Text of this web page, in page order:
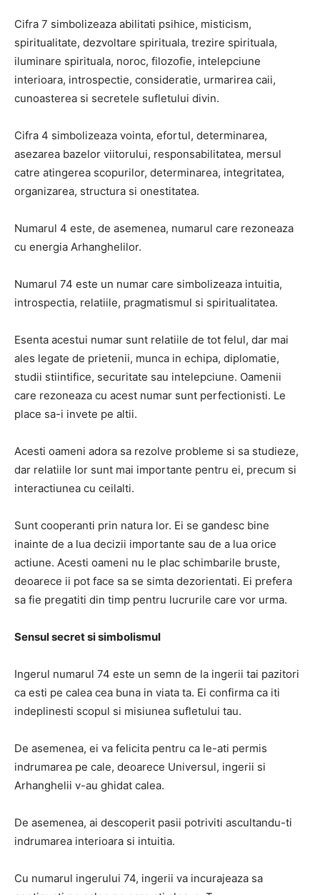
Cifra 7 simbolizeaza abilitati psihice, misticism,
spiritualitate, dezvoltare spirituala, trezire spirituala,
iluminare spirituala, noroc, filozofie, intelepciune
interioara, introspectie, consideratie, urmarirea caii,
cunoasterea si secretele sufletului divin.
Cifra 4 simbolizeaza vointa, efortul, determinarea,
asezarea bazelor viitorului, responsabilitatea, mersul
catre atingerea scopurilor, determinarea, integritatea,
organizarea, structura si onestitatea.
Numarul 4 este, de asemenea, numarul care rezoneaza
cu energia Arhanghelilor.
Numarul 74 este un numar care simbolizeaza intuitia,
introspectia, relatiile, pragmatismul si spiritualitatea.
Esenta acestui numar sunt relatiile de tot felul, dar mai
ales legate de prietenii, munca in echipa, diplomatie,
studii stiintifice, securitate sau intelepciune. Oamenii
care rezoneaza cu acest numar sunt perfectionisti. Le
place sa-i invete pe altii.
Acesti oameni adora sa rezolve probleme si sa studieze,
dar relatiile lor sunt mai importante pentru ei, precum si
interactiunea cu ceilalti.
Sunt cooperanti prin natura lor. Ei se gandesc bine
inainte de a lua decizii importante sau de a lua orice
actiune. Acesti oameni nu le plac schimbarile bruste,
deoarece ii pot face sa se simta dezorientati. Ei prefera
sa fie pregatiti din timp pentru lucrurile care vor urma.
Sensul secret si simbolismul
Ingerul numarul 74 este un semn de la ingerii tai pazitori
ca esti pe calea cea buna in viata ta. Ei confirma ca iti
indeplinesti scopul si misiunea sufletului tau.
De asemenea, ei va felicita pentru ca le-ati permis
indrumarea pe cale, deoarece Universul, ingerii si
Arhanghelii v-au ghidat calea.
De asemenea, ai descoperit pasii potriviti ascultandu-ti
indrumarea interioara si intuitia.
Cu numarul ingerului 74, ingerii va incurajeaza sa